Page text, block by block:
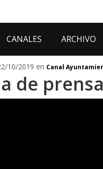
CANALES ARCHIVO
10/2019 en Canal
de